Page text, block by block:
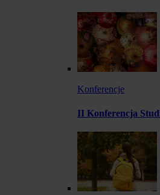
Konferencje
II Konferencja